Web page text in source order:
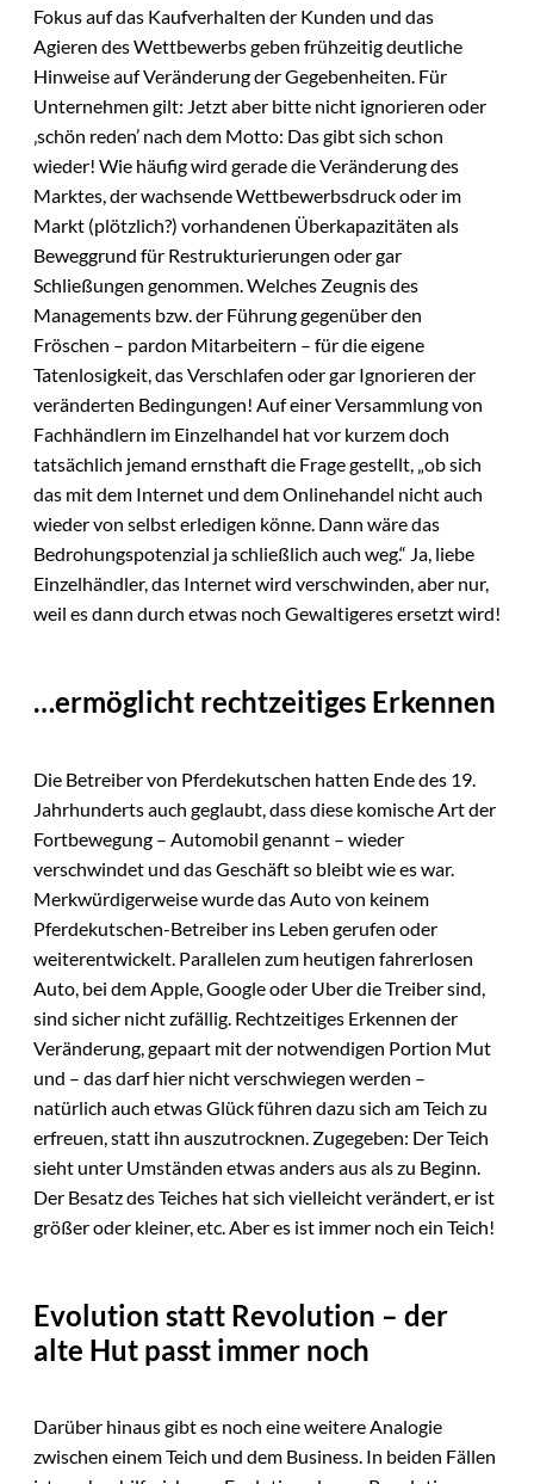
Fokus auf das Kaufverhalten der Kunden und das
Agieren des Wettbewerbs geben frühzeitig deutliche
Hinweise auf Veränderung der Gegebenheiten. Für
Unternehmen gilt: Jetzt aber bitte nicht ignorieren oder
‚schön reden’ nach dem Motto: Das gibt sich schon
wieder! Wie häufig wird gerade die Veränderung des
Marktes, der wachsende Wettbewerbsdruck oder im
Markt (plötzlich?) vorhandenen Überkapazitäten als
Beweggrund für Restrukturierungen oder gar
Schließungen genommen. Welches Zeugnis des
Managements bzw. der Führung gegenüber den
Fröschen – pardon Mitarbeitern – für die eigene
Tatenlosigkeit, das Verschlafen oder gar Ignorieren der
veränderten Bedingungen! Auf einer Versammlung von
Fachhändlern im Einzelhandel hat vor kurzem doch
tatsächlich jemand ernsthaft die Frage gestellt, „ob sich
das mit dem Internet und dem Onlinehandel nicht auch
wieder von selbst erledigen könne. Dann wäre das
Bedrohungspotenzial ja schließlich auch weg.“ Ja, liebe
Einzelhändler, das Internet wird verschwinden, aber nur,
weil es dann durch etwas noch Gewaltigeres ersetzt wird!
…ermöglicht rechtzeitiges Erkennen
Die Betreiber von Pferdekutschen hatten Ende des 19.
Jahrhunderts auch geglaubt, dass diese komische Art der
Fortbewegung – Automobil genannt – wieder
verschwindet und das Geschäft so bleibt wie es war.
Merkwürdigerweise wurde das Auto von keinem
Pferdekutschen-Betreiber ins Leben gerufen oder
weiterentwickelt. Parallelen zum heutigen fahrerlosen
Auto, bei dem Apple, Google oder Uber die Treiber sind,
sind sicher nicht zufällig. Rechtzeitiges Erkennen der
Veränderung, gepaart mit der notwendigen Portion Mut
und – das darf hier nicht verschwiegen werden –
natürlich auch etwas Glück führen dazu sich am Teich zu
erfreuen, statt ihn auszutrocknen. Zugegeben: Der Teich
sieht unter Umständen etwas anders aus als zu Beginn.
Der Besatz des Teiches hat sich vielleicht verändert, er ist
größer oder kleiner, etc. Aber es ist immer noch ein Teich!
Evolution statt Revolution – der
alte Hut passt immer noch
Darüber hinaus gibt es noch eine weitere Analogie
zwischen einem Teich und dem Business. In beiden Fällen